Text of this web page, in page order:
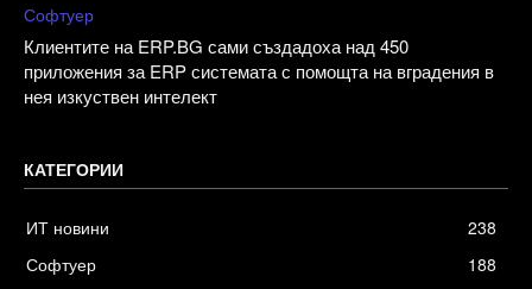
Софтуер
Клиентите на ERP.BG сами създадоха над 450
приложения за ERP системата с помощта на вградения в
нея изкуствен интелект
КАТЕГОРИИ
ИТ новини
238
Софтуер
188